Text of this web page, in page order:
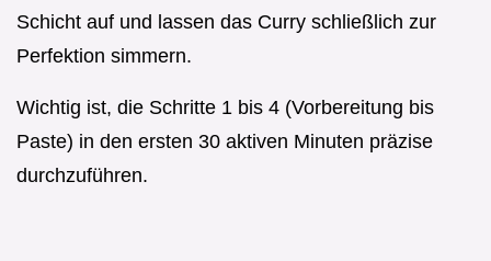
Schicht auf und lassen das Curry schließlich zur
Perfektion simmern.
Wichtig ist, die Schritte 1 bis 4 (Vorbereitung bis
Paste) in den ersten 30 aktiven Minuten präzise
durchzuführen.